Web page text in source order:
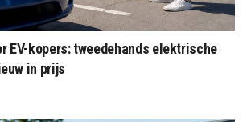
EV-kopers: tweedehands elektrische
in prijs